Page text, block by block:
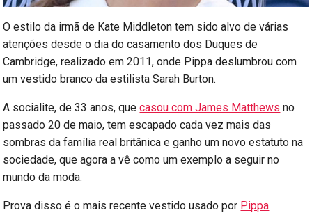
O estilo da irmã de Kate Middleton tem sido alvo de várias
atenções desde o dia do casamento dos Duques de
Cambridge, realizado em 2011, onde Pippa deslumbrou com
um vestido branco da estilista Sarah Burton.
A socialite, de 33 anos, quecasou com James Matthews no
passado 20 de maio, tem escapado cada vez mais das
sombras da família real britânica e ganho um novo estatuto na
sociedade, que agora a vê como um exemplo a seguir no
mundo da moda.
Prova disso é o mais recente vestido usado por Pippa